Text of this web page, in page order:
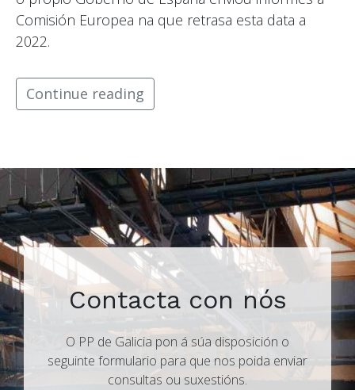
Comisión Europea na que retrasa esta data a
2022.
Continue reading
Contacta con nós
O PP de Galicia pon á súa disposición o
seguinte formulario para que nos poida enviar
consultas ou suxestións.